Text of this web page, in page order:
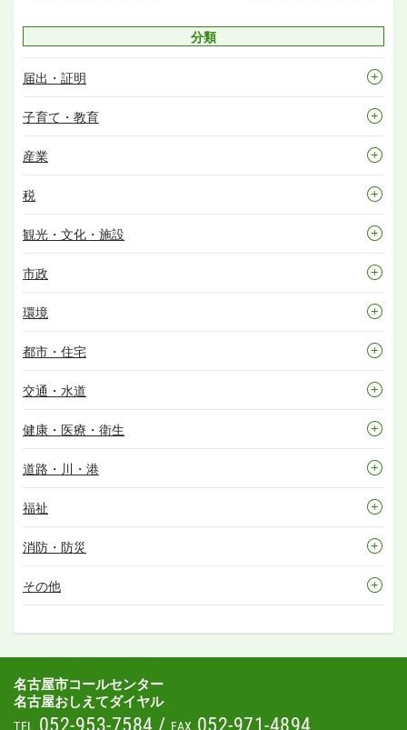
分類
届出・証明
子育て・教育
産業
税
観光・文化・施設
市政
環境
都市・住宅
交通・水道
健康・医療・衛生
道路・川・港
福祉
消防・防災
その他
名古屋市コールセンター
名古屋おしえてダイヤル
TEL 052-953-7584 / FAX 052-971-4894